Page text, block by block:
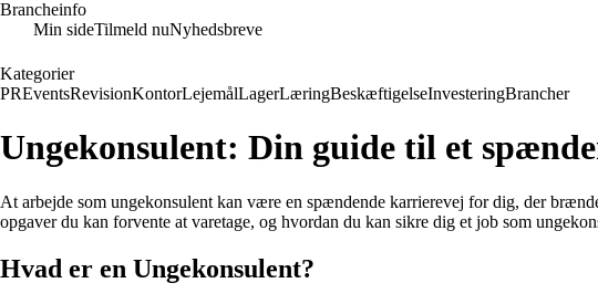
Brancheinfo
Min sideTilmeld nuNyhedsbreve
Kategorier
PREventsRevisionKontorLejemålLagerLæringBeskæftigelseInvesteringBrancher
Ungekonsulent: Din guide til et
At arbejde som ungekonsulent kan være en spændende karrierevej for dig, der
opgaver du kan forvente at varetage, og hvordan du kan sikre dig et job som
Hvad er en Ungekonsulent?